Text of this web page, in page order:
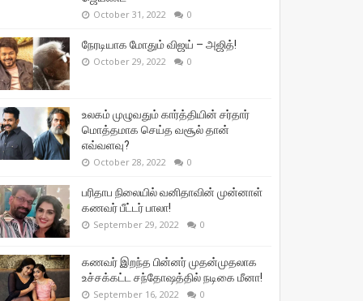
October 31, 2022 0
நேரடியாக மோதும் விஜய் – அஜித்!
October 29, 2022 0
உலகம் முழுவதும் கார்த்தியின் சர்தார்
மொத்தமாக செய்த வசூல் தான்
எவ்வளவு?
October 28, 2022 0
பரிதாப நிலையில் வனிதாவின் முன்னாள்
கணவர் பீட்டர் பாலா!
September 29, 2022 0
கணவர் இறந்த பின்னர் முதன்முதலாக
உச்சக்கட்ட சந்தோஷத்தில் நடிகை மீனா!
September 16, 2022 0